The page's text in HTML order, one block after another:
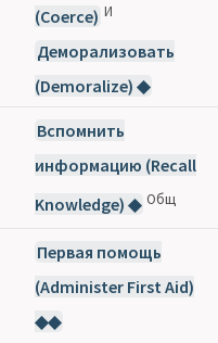
(Coerce) И
Деморализовать
(Demoralize) ◆
Вспомнить
информацию (Recall
Knowledge) ◆ Общ
Первая помощь
(Administer First Aid)
◆◆